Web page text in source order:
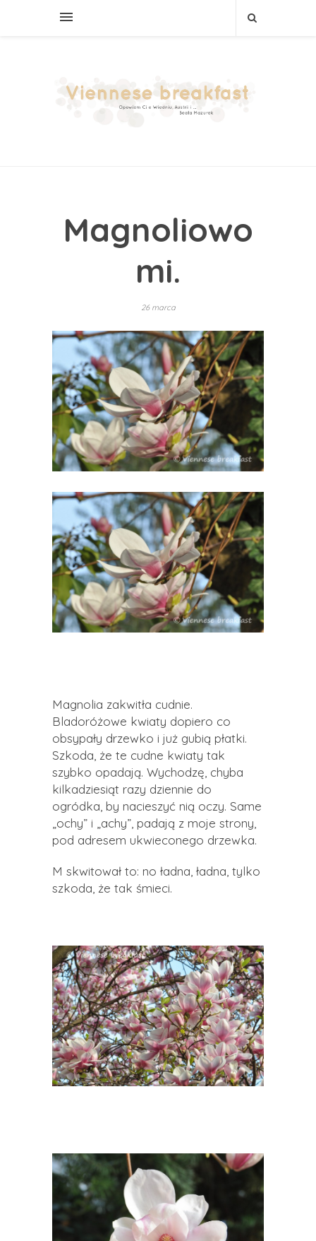
Magnoliowo
mi.
26 marca
Magnolia zakwitła cudnie.
Bladoróżowe kwiaty dopiero co
obsypały drzewko i już gubią płatki.
Szkoda, że te cudne kwiaty tak
szybko opadają. Wychodzę, chyba
kilkadziesiąt razy dziennie do
ogródka, by nacieszyć nią oczy. Same
„ochy” i „achy”, padają z moje strony,
pod adresem ukwieconego drzewka.
M skwitował to: no ładna, ładna, tylko
szkoda, że tak śmieci.